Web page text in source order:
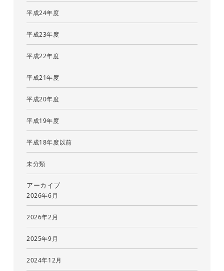
平成24年度
平成23年度
平成22年度
平成21年度
平成20年度
平成19年度
平成18年度以前
未分類
アーカイブ
2026年6月
2026年2月
2025年9月
2024年12月